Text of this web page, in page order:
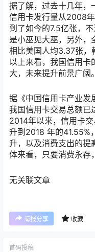
据了解，过去十几年，
信用卡发行量从2008
到了如今的7.5亿张，
是小巫见大巫，另外，
相比美国人均3.37张，
以上来看，我国信用卡
大，未来提升前景广阔。
据《中国信用卡产业
我国信用卡交易总额已
2014年以来，信用卡
升到2018 年的41.55%
升，以及消费支出的提
体来看，只要消费永存
无关联文章
海报分享 收藏
首码投稿